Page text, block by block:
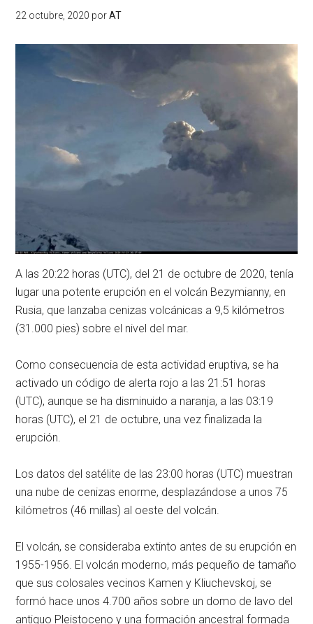
22 octubre, 2020 porAT
A las 20:22 horas (UTC), del 21 de octubre de 2020, tenía
lugar una potente erupción en el volcán Bezymianny, en
Rusia, que lanzaba cenizas volcánicas a 9,5 kilómetros
(31.000 pies) sobre el nivel del mar.
Como consecuencia de esta actividad eruptiva, se ha
activado un código de alerta rojo a las 21:51 horas
(UTC), aunque se ha disminuido a naranja, a las 03:19
horas (UTC), el 21 de octubre, una vez finalizada la
erupción.
Los datos del satélite de las 23:00 horas (UTC) muestran
una nube de cenizas enorme, desplazándose a unos 75
kilómetros (46 millas) al oeste del volcán.
El volcán, se consideraba extinto antes de su erupción en
1955-1956. El volcán moderno, más pequeño de tamaño
que sus colosales vecinos Kamen y Kliuchevskoj, se
formó hace unos 4.700 años sobre un domo de lavo del
antiguo Pleistoceno y una formación ancestral formada